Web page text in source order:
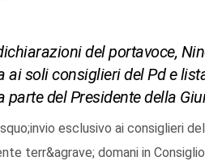
del portavoce,
soli consiglieri del Pd e
del Presidente della
esclusivo ai consiglieri
terr&agrave; domani in